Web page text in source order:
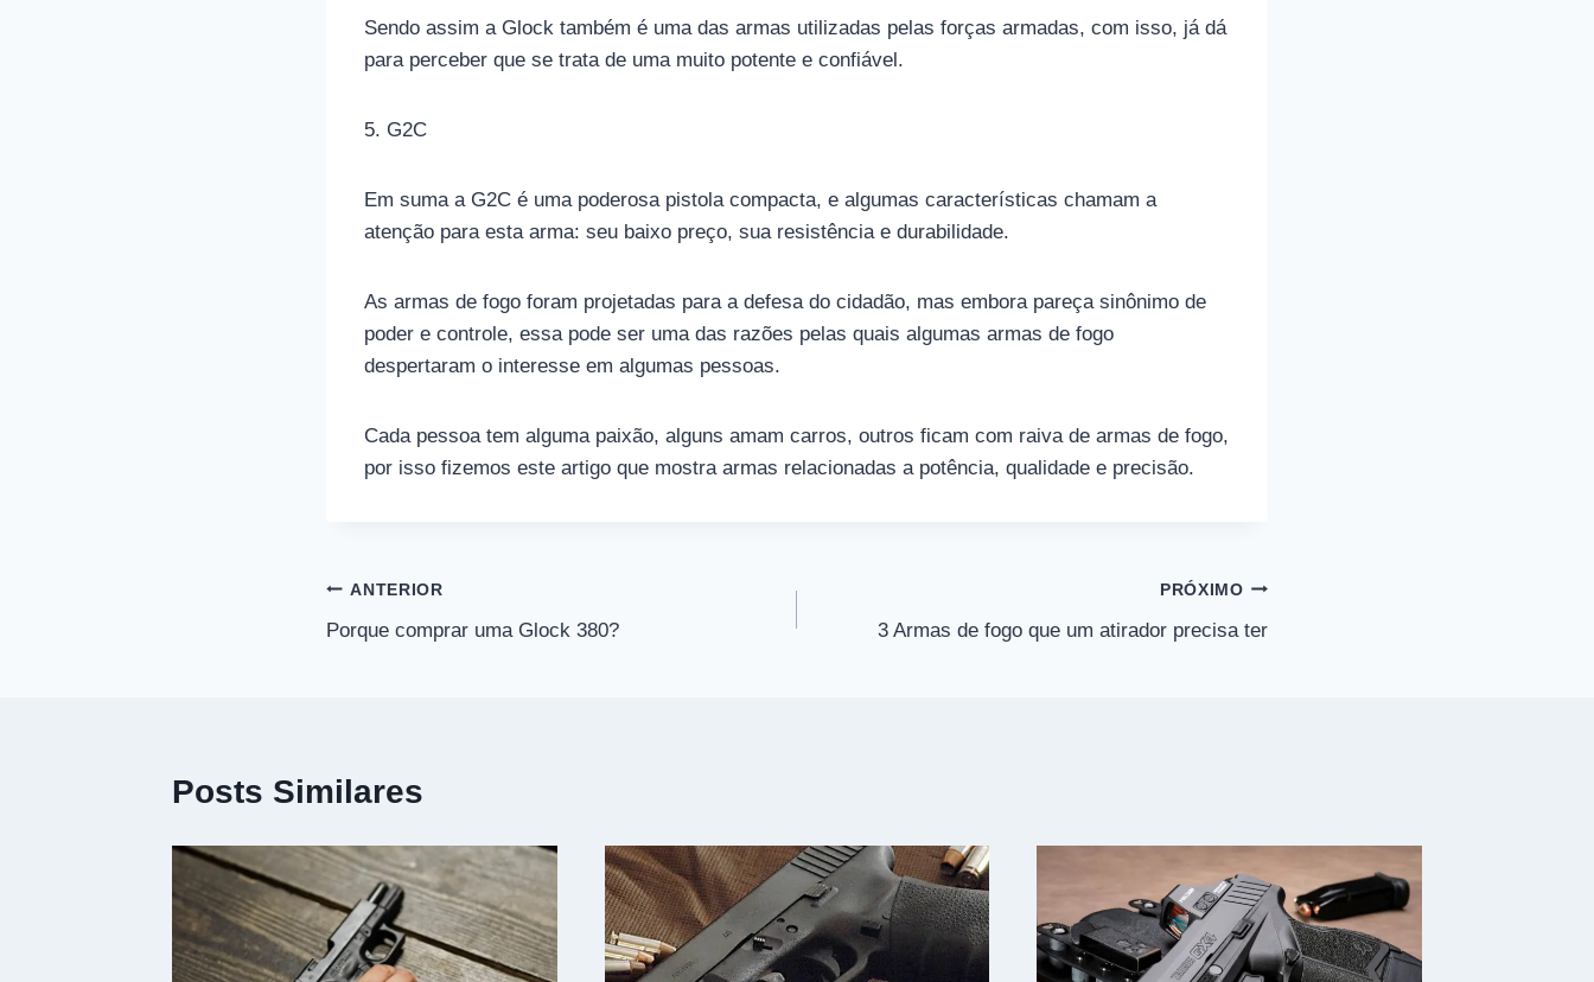
Sendo assim a Glock também é uma das armas utilizadas pelas forças armadas, com isso, já dá
para perceber que se trata de uma muito potente e confiável.
5. G2C
Em suma a G2C é uma poderosa pistola compacta, e algumas características chamam a
atenção para esta arma: seu baixo preço, sua resistência e durabilidade.
As armas de fogo foram projetadas para a defesa do cidadão, mas embora pareça sinônimo de
poder e controle, essa pode ser uma das razões pelas quais algumas armas de fogo
despertaram o interesse em algumas pessoas.
Cada pessoa tem alguma paixão, alguns amam carros, outros ficam com raiva de armas de fogo,
por isso fizemos este artigo que mostra armas relacionadas a potência, qualidade e precisão.
Navegação
de
ANTERIOR
Porque comprar uma Glock 380?
PRÓXIMO
3 Armas de fogo que um atirador precisa ter
Posts Similares